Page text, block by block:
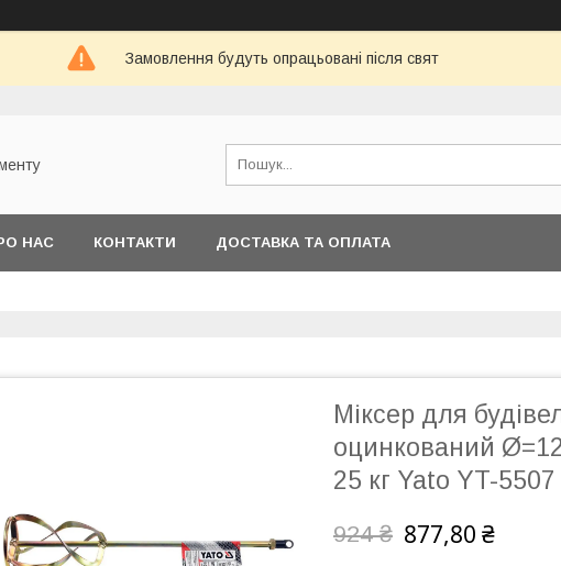
Замовлення будуть опрацьовані після свят
НАС КОНТАКТИ ДОСТАВКА ТА ОПЛАТА
Міксер для
оцинкований
25 кг Yato YT-5507
924 ₴ 877,80 ₴